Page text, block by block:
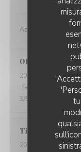
Assiette de la
Olivier
2026-07-31 - 19:15
Servizio
3/5
Tim
2026-07-30
- 14:00